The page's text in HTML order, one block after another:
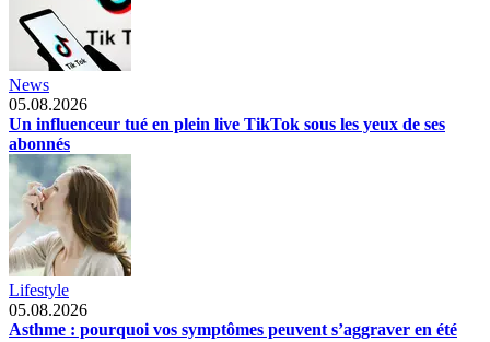
News
05.08.2026
Un influenceur tué en plein live TikTok sous les yeux de ses
abonnés
Lifestyle
05.08.2026
Asthme : pourquoi vos symptômes peuvent s’aggraver en été